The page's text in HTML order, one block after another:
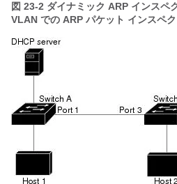
図 23-2 ダイナミック ARP インスペ
VLAN での ARP パケット インスペ